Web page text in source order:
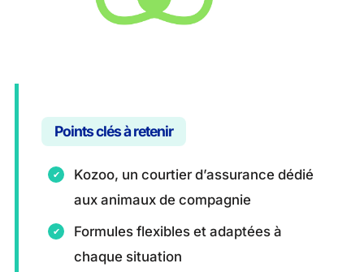
Points clés à retenir
Kozoo, un courtier d’assurance dédié
aux animaux de compagnie
Formules flexibles et adaptées à
chaque situation